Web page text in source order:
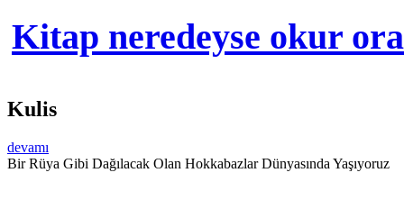
Kitap neredeyse okur
Kulis
devamı
Bir Rüya Gibi Dağılacak Olan Hokkabazlar Dünyasında Yaşıyoruz